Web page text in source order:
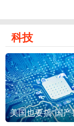
科技